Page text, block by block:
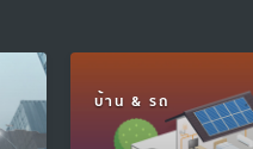
บ้าน & รถ